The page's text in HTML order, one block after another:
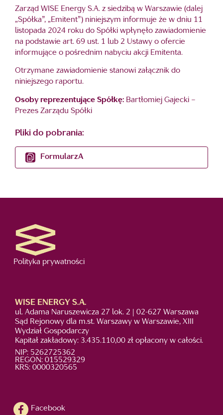
Zarząd WISE Energy S.A. z siedzibą w Warszawie (dalej
„Spółka”, „Emitent”) niniejszym informuje że w dniu 11
listopada 2024 roku do Spółki wpłynęło zawiadomienie
na podstawie art. 69 ust. 1 lub 2 Ustawy o ofercie
informujące o pośrednim nabyciu akcji Emitenta.
Otrzymane zawiadomienie stanowi załącznik do
niniejszego raportu.
Osoby reprezentujące Spółkę: Bartłomiej Gajecki –
Prezes Zarządu Spółki
Pliki do pobrania:
FormularzA
Polityka prywatności
WISE ENERGY S.A.
ul. Adama Naruszewicza 27 lok. 2 | 02-627 Warszawa
Sąd Rejonowy dla m.st. Warszawy w Warszawie, XIII
Wydział Gospodarczy
Kapitał zakładowy: 3.435.110,00 zł opłacony w całości.
NIP: 5262725362
REGON: 015529329
KRS: 0000320565
Facebook